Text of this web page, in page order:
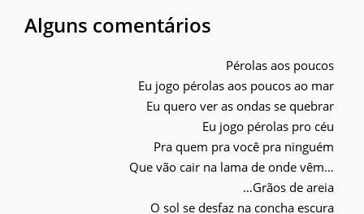
Alguns comentários
Pérolas aos poucos
Eu jogo pérolas aos poucos ao mar
Eu quero ver as ondas se quebrar
Eu jogo pérolas pro céu
Pra quem pra você pra ninguém
Que vão cair na lama de onde vêm…
…Grãos de areia
O sol se desfaz na concha escura